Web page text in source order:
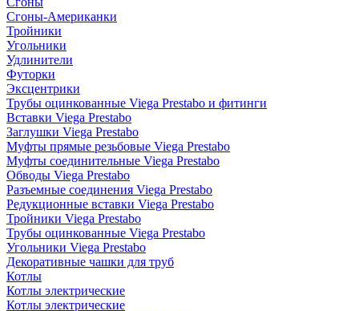
Сгоны-Американки
Тройники
Угольники
Удлинители
Футорки
Эксцентрики
Трубы оцинкованные Viega Prestabo и фитинги
Вставки Viega Prestabo
Заглушки Viega Prestabo
Муфты прямые резьбовые Viega Prestabo
Муфты соединительные Viega Prestabo
Обводы Viega Prestabo
Разъемные соединения Viega Prestabo
Редукционные вставки Viega Prestabo
Тройники Viega Prestabo
Трубы оцинкованные Viega Prestabo
Угольники Viega Prestabo
Декоративные чашки для труб
Котлы
Котлы электрические
Котлы электрические